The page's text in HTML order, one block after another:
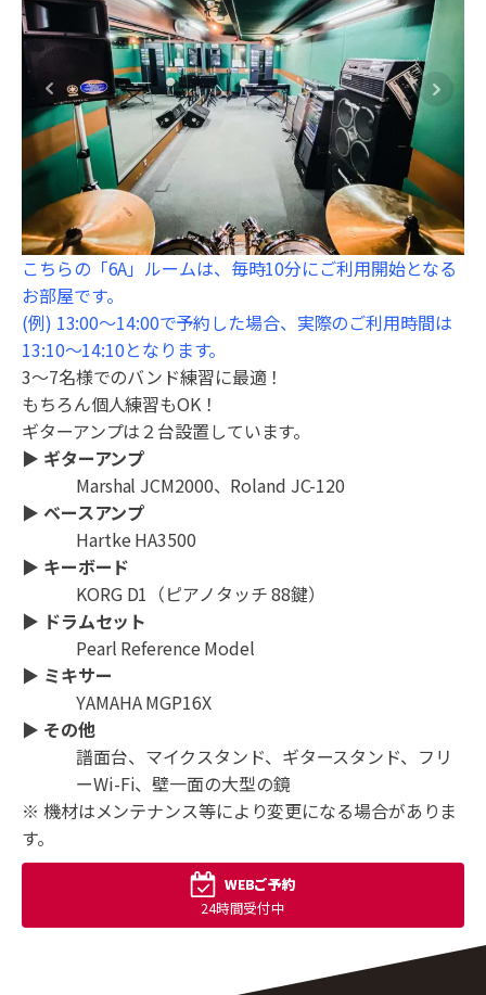
こちらの「6A」ルームは、毎時10分にご利用開始となる
お部屋です。
(例) 13:00～14:00で予約した場合、実際のご利用時間は
13:10～14:10となります。
3～7名様でのバンド練習に最適！
もちろん個人練習もOK！
ギターアンプは２台設置しています。
▶︎ ギターアンプ
Marshal JCM2000、Roland JC-120
▶︎ ベースアンプ
Hartke HA3500
▶︎ キーボード
KORG D1（ピアノタッチ 88鍵）
▶︎ ドラムセット
Pearl Reference Model
▶︎ ミキサー
YAMAHA MGP16X
▶︎ その他
譜面台、マイクスタンド、ギタースタンド、フリ
ーWi-Fi、壁一面の大型の鏡
※ 機材はメンテナンス等により変更になる場合がありま
す。
WEBご予約
24時間受付中